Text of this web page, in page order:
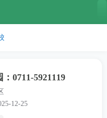
0711-5921119
12-25